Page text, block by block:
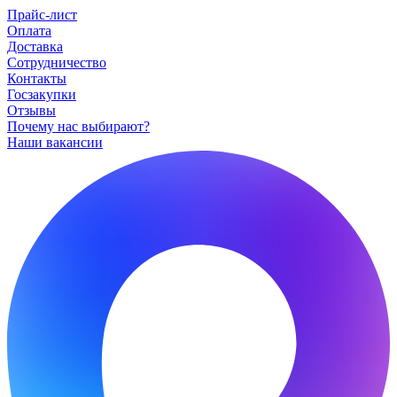
Прайс-лист
Оплата
Доставка
Сотрудничество
Контакты
Госзакупки
Отзывы
Почему нас выбирают?
Наши вакансии